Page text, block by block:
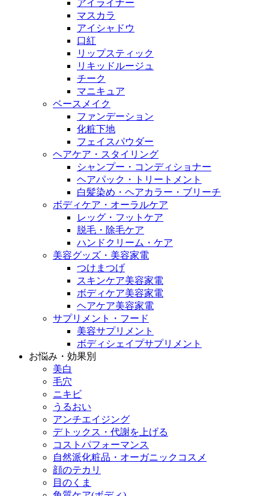
アイライナー
マスカラ
アイシャドウ
口紅
リップスティック
リキッドルージュ
チーク
マニキュア
ベースメイク
ファンデーション
化粧下地
フェイスパウダー
ヘアケア・スタイリング
シャンプー・コンディショナー
ヘアパック・トリートメント
白髪染め・ヘアカラー・ブリーチ
ボディケア・オーラルケア
レッグ・フットケア
脱毛・除毛ケア
ハンドクリーム・ケア
美容グッズ・美容家電
つけまつげ
スキンケア美容家電
ボディケア美容家電
ヘアケア美容家電
サプリメント・フード
美容サプリメント
ボディシェイプサプリメント
お悩み・効果別
美白
毛穴
ニキビ
うるおい
アンチエイジング
デトックス・代謝を上げる
コストパフォーマンス
自然派化粧品・オーガニックコスメ
顔のテカリ
目のくま